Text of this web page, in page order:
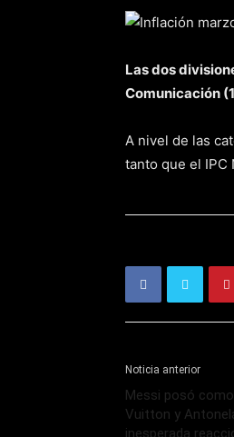
Las dos
Comunicación
A nivel de las
tanto que el IPC
Noticia anterior
Messi posó
Vuitton y
inesperada